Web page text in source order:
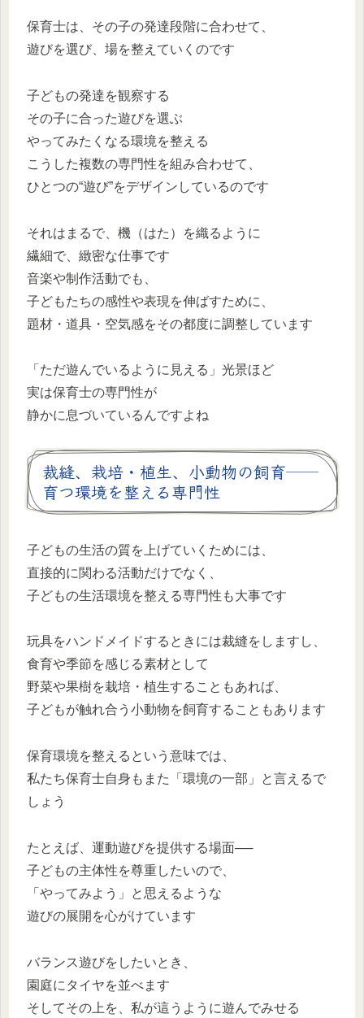
保育士は、その子の発達段階に合わせて、
遊びを選び、場を整えていくのです
子どもの発達を観察する
その子に合った遊びを選ぶ
やってみたくなる環境を整える
こうした複数の専門性を組み合わせて、
ひとつの“遊び”をデザインしているのです
それはまるで、機（はた）を織るように
繊細で、緻密な仕事です
音楽や制作活動でも、
子どもたちの感性や表現を伸ばすために、
題材・道具・空気感をその都度に調整しています
「ただ遊んでいるように見える」光景ほど
実は保育士の専門性が
静かに息づいているんですよね
裁縫、栽培・植生、小動物の飼育──
育つ環境を整える専門性
子どもの生活の質を上げていくためには、
直接的に関わる活動だけでなく、
子どもの生活環境を整える専門性も大事です
玩具をハンドメイドするときには裁縫をしますし、
食育や季節を感じる素材として
野菜や果樹を栽培・植生することもあれば、
子どもが触れ合う小動物を飼育することもあります
保育環境を整えるという意味では、
私たち保育士自身もまた「環境の一部」と言えるで
しょう
たとえば、運動遊びを提供する場面──
子どもの主体性を尊重したいので、
「やってみよう」と思えるような
遊びの展開を心がけています
バランス遊びをしたいとき、
園庭にタイヤを並べます
そしてその上を、私が這うように遊んでみせる